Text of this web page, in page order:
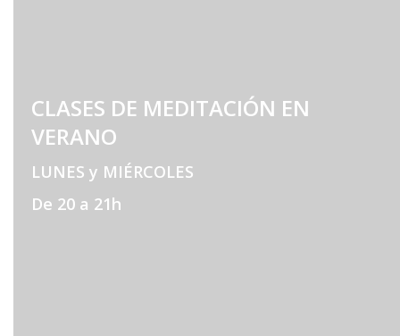
CLASES DE MEDITACIÓN EN
VERANO
LUNES y MIÉRCOLES
De 20 a 21h